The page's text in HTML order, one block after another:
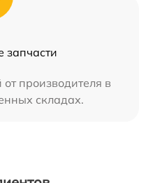
запчасти
производителя в
складах.